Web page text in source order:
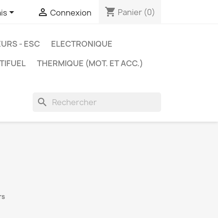
  Connexion shopping_cart Panier (0)
- ESC
ELECTRONIQUE
THERMIQUE (MOT. ET ACC.)
search